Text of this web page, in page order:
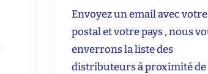
Envoyez un email avec
postal et votre pays , nous
enverrons la liste des
distributeurs à proximité de